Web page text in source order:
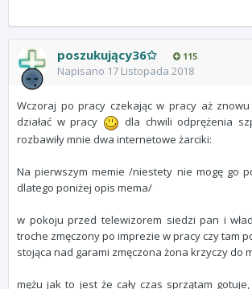
poszukujący36✩ 115
Napisano 17 Listopada 2018
Wczoraj po pracy czekając w pracy aż znowu
działać w pracy
dla chwili odprężenia
rozbawiły mnie dwa internetowe żarciki:
Na pierwszym memie /niestety nie mogę go
dlatego poniżej opis mema/
w pokoju przed telewizorem siedzi pan i
troche zmęczony po imprezie w pracy czy tam
stojąca nad garami zmęczona żona krzyczy do
mężu jak to jest że cały czas sprzątam